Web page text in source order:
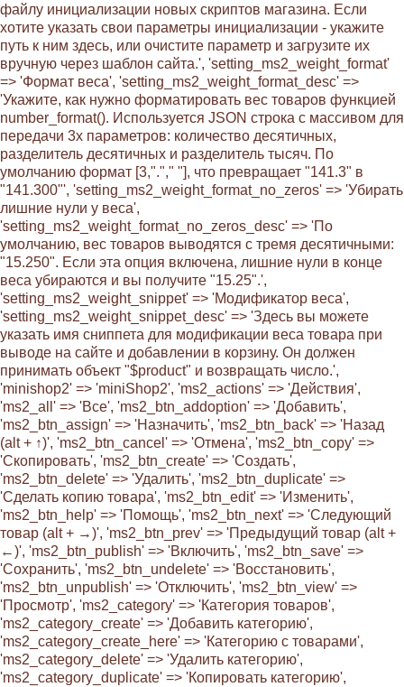
файлу инициализации новых скриптов магазина. Если
хотите указать свои параметры инициализации - укажите
путь к ним здесь, или очистите параметр и загрузите их
вручную через шаблон сайта.', 'setting_ms2_weight_format'
=> 'Формат веса', 'setting_ms2_weight_format_desc' =>
'Укажите, как нужно форматировать вес товаров функцией
number_format(). Используется JSON строка с массивом для
передачи 3х параметров: количество десятичных,
разделитель десятичных и разделитель тысяч. По
умолчанию формат [3,"."," "], что превращает "141.3" в
"141.300"', 'setting_ms2_weight_format_no_zeros' => 'Убирать
лишние нули у веса',
'setting_ms2_weight_format_no_zeros_desc' => 'По
умолчанию, вес товаров выводятся с тремя десятичными:
"15.250". Если эта опция включена, лишние нули в конце
веса убираются и вы получите "15.25".',
'setting_ms2_weight_snippet' => 'Модификатор веса',
'setting_ms2_weight_snippet_desc' => 'Здесь вы можете
указать имя сниппета для модификации веса товара при
выводе на сайте и добавлении в корзину. Он должен
принимать объект "$product" и возвращать число.',
'minishop2' => 'miniShop2', 'ms2_actions' => 'Действия',
'ms2_all' => 'Все', 'ms2_btn_addoption' => 'Добавить',
'ms2_btn_assign' => 'Назначить', 'ms2_btn_back' => 'Назад
(alt + ↑)', 'ms2_btn_cancel' => 'Отмена', 'ms2_btn_copy' =>
'Скопировать', 'ms2_btn_create' => 'Создать',
'ms2_btn_delete' => 'Удалить', 'ms2_btn_duplicate' =>
'Сделать копию товара', 'ms2_btn_edit' => 'Изменить',
'ms2_btn_help' => 'Помощь', 'ms2_btn_next' => 'Следующий
товар (alt + →)', 'ms2_btn_prev' => 'Предыдущий товар (alt +
←)', 'ms2_btn_publish' => 'Включить', 'ms2_btn_save' =>
'Сохранить', 'ms2_btn_undelete' => 'Восстановить',
'ms2_btn_unpublish' => 'Отключить', 'ms2_btn_view' =>
'Просмотр', 'ms2_category' => 'Категория товаров',
'ms2_category_create' => 'Добавить категорию',
'ms2_category_create_here' => 'Категорию с товарами',
'ms2_category_delete' => 'Удалить категорию',
'ms2_category_duplicate' => 'Копировать категорию',